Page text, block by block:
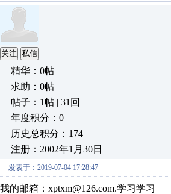
关注 私信
精华：0帖
求助：0帖
帖子：1帖 | 31回
年度积分：0
历史总积分：174
注册：2002年1月30日
发表于：2019-07-04 17:28:47
我的邮箱：xptxm@126.com.学习学习